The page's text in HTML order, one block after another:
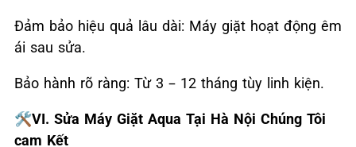
Đảm bảo hiệu quả lâu dài: Máy giặt hoạt động êm
ái sau sửa.
Bảo hành rõ ràng: Từ 3 – 12 tháng tùy linh kiện.
🛠️VI. Sửa Máy Giặt Aqua Tại Hà Nội Chúng Tôi
cam Kết